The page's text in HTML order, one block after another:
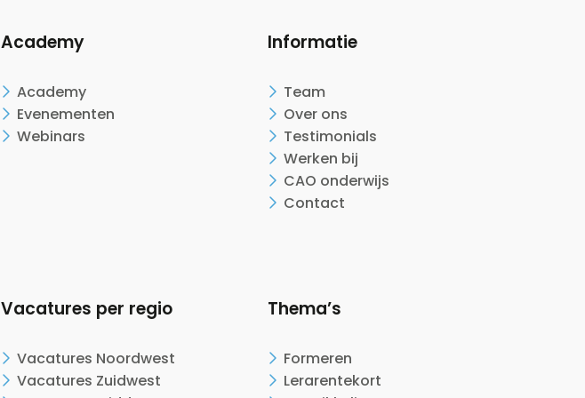
Academy
Academy
Evenementen
Webinars
Vacatures per regio
Vacatures Noordwest
Vacatures Zuidwest
Informatie
Team
Over ons
Testimonials
Werken bij
CAO onderwijs
Contact
Thema’s
Formeren
Lerarentekort